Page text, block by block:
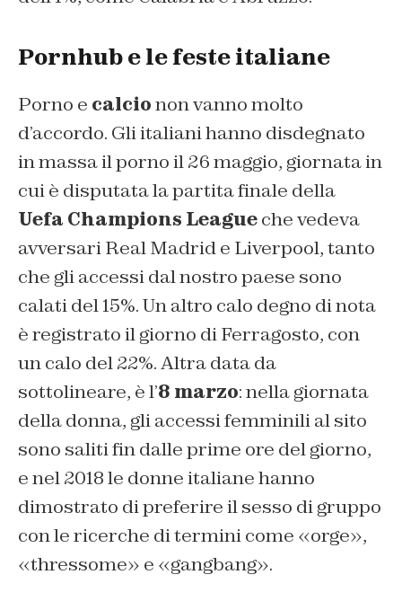
Pornhub e le feste italiane
Porno e calcionon vanno molto
d’accordo. Gli italiani hanno disdegnato
in massa il porno il 26 maggio, giornata in
cui è disputata la partita finale della
Uefa Champions Leagueche vedeva
avversari Real Madrid e Liverpool, tanto
che gli accessi dal nostro paese sono
calati del 15%. Un altro calo degno di nota
è registrato il giorno di Ferragosto, con
un calo del 22%. Altra data da
sottolineare, è l’8 marzo: nella giornata
della donna, gli accessi femminili al sito
sono saliti fin dalle prime ore del giorno,
e nel 2018 le donne italiane hanno
dimostrato di preferire il sesso di gruppo
con le ricerche di termini come «orge»,
«thressome» e «gangbang».